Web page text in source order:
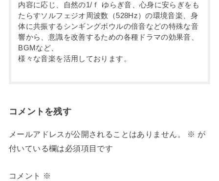
内容に応じ、自然の1/ｆ ゆらぎ音、心身に安らぎをも
たらすソルフェジオ周波数（528Hz）の環境音楽、身
体に共振するシンギングボウルの倍音などの特殊な音
響から、意識を改善するための各種ドラマの効果音、
BGMなど、
様々な音楽を活用しております。
コメントを残す
メールアドレスが公開されることはありません。 ※ が
付いている欄は必須項目です
コメント ※